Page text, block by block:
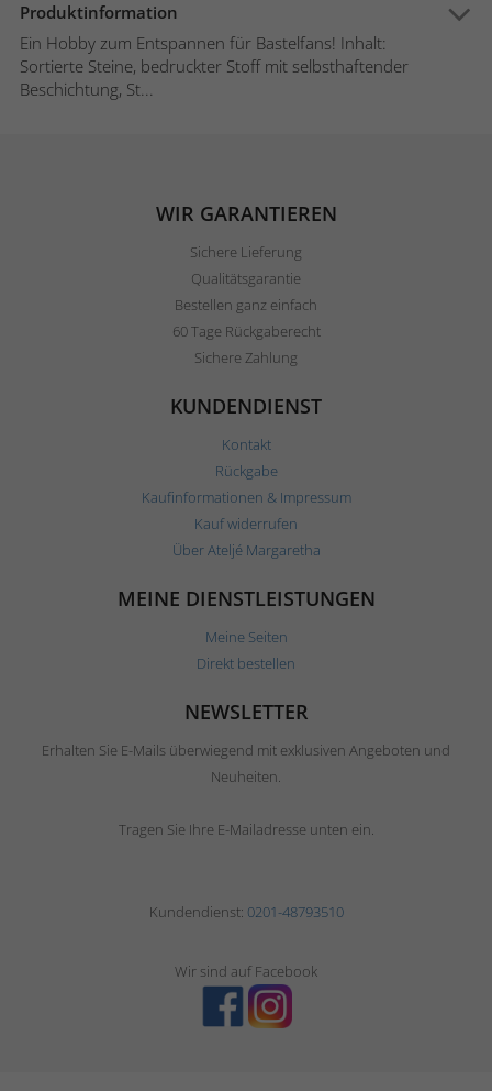
Produktinformation
Ein Hobby zum Entspannen für Bastelfans! Inhalt:
Sortierte Steine, bedruckter Stoff mit selbsthaftender
Beschichtung, St...
WIR GARANTIEREN
Sichere Lieferung
Qualitätsgarantie
Bestellen ganz einfach
60 Tage Rückgaberecht
Sichere Zahlung
KUNDENDIENST
Kontakt
Rückgabe
Kaufinformationen & Impressum
Kauf widerrufen
Über Ateljé Margaretha
MEINE DIENSTLEISTUNGEN
Meine Seiten
Direkt bestellen
NEWSLETTER
Erhalten Sie E-Mails überwiegend mit exklusiven Angeboten und
Neuheiten.
Tragen Sie Ihre E-Mailadresse unten ein.
Kundendienst: 0201-48793510
Wir sind auf Facebook